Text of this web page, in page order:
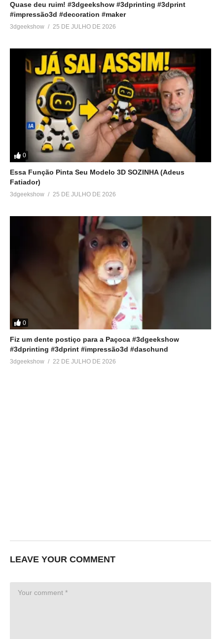
Quase deu ruim! #3dgeekshow #3dprinting #3dprint
#impressão3d #decoration #maker
3dgeekshow 25 DE JULHO DE 2026
0
Essa Função Pinta Seu Modelo 3D SOZINHA (Adeus
Fatiador)
3dgeekshow 25 DE JULHO DE 2026
0
Fiz um dente postiço para a Paçoca #3dgeekshow
#3dprinting #3dprint #impressão3d #daschund
3dgeekshow 22 DE JULHO DE 2026
LEAVE YOUR COMMENT